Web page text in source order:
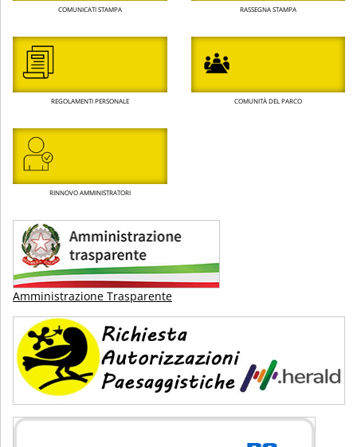
COMUNICATI STAMPA RASSEGNA STAMPA
REGOLAMENTI PERSONALE COMUNITÀ DEL PARCO
RINNOVO AMMINISTRATORI
Amministrazione Trasparente